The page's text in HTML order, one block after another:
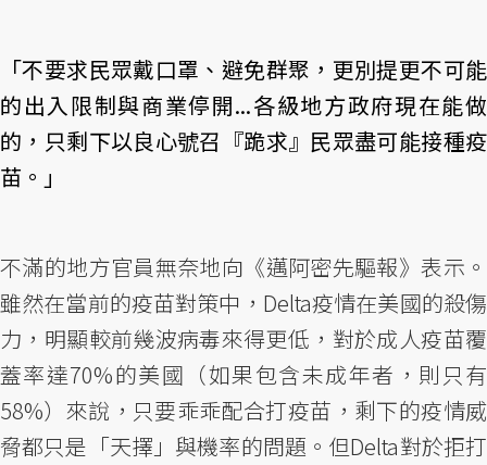
「不要求民眾戴口罩、避免群聚，更別提更不可能
的出入限制與商業停開...各級地方政府現在能做
的，只剩下以良心號召『跪求』民眾盡可能接種疫
苗。」
不滿的地方官員無奈地向《邁阿密先驅報》表示。
雖然在當前的疫苗對策中，Delta疫情在美國的殺傷
力，明顯較前幾波病毒來得更低，對於成人疫苗覆
蓋率達70%的美國（如果包含未成年者，則只有
58%）來說，只要乖乖配合打疫苗，剩下的疫情威
脅都只是「天擇」與機率的問題。但Delta對於拒打